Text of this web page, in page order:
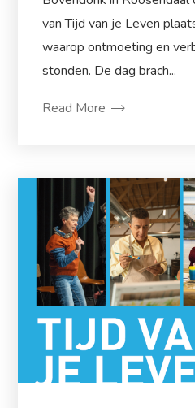
van Tijd van je Leven
waarop ontmoeting en
stonden. De dag brach...
Read More